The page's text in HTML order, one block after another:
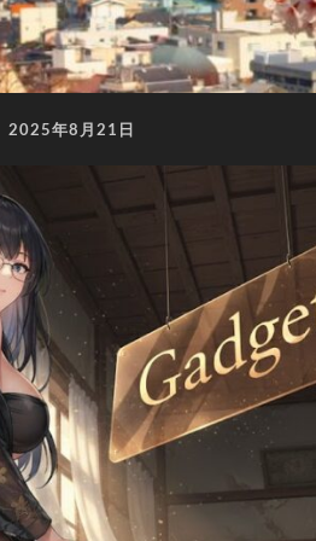
2025年8月21日